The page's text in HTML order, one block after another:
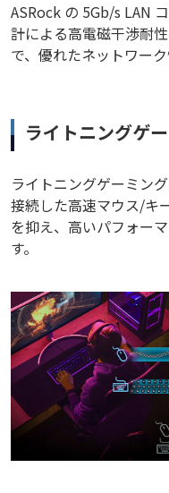
ASRock の 5Gb/s LAN
計による高電磁干渉耐
で、優れたネットワーク
ライトニングゲ
ライトニングゲーミン
接続した高速マウス/キ
を抑え、高いパフォー
す。